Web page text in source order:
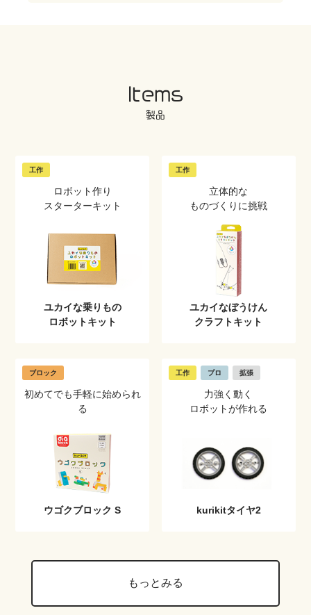
Items
製品
工作
ロボット作り
スターターキット
ユカイな乗りもの
ロボットキット
工作
立体的な
ものづくりに挑戦
ユカイなぼうけん
クラフトキット
ブロック
初めてでも手軽に始められ
る
ウゴクブロック S
工作 プロ 拡張
力強く動く
ロボットが作れる
kurikitタイヤ2
もっとみる